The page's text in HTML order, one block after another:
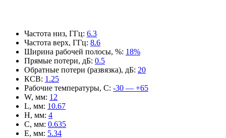
Частота низ, ГГц: 6.3
Частота верх, ГГц: 8.6
Ширина рабочей полосы, %: 18%
Прямые потери, дБ: 0.5
Обратные потери (развязка), дБ: 20
КСВ: 1.25
Рабочие температуры, С: -30 — +65
W, мм: 12
L, мм: 10.67
H, мм: 4
C, мм: 0.635
E, мм: 5.34